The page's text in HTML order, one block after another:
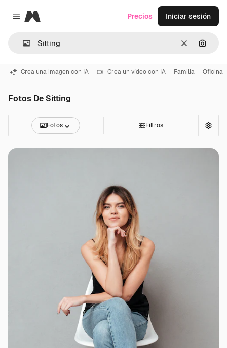
Close menu
Magnific
Borrar
Precios Iniciar sesión
Crea una imagen con IA Crea un vídeo con IA Familia Oficina
Fotos De Sitting
Fotos Filtros